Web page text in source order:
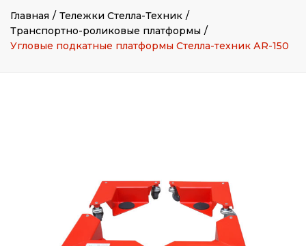
Главная
Тележки Стелла-Техник
Транспортно-роликовые платформы
Угловые подкатные платформы Стелла-техник АR-150